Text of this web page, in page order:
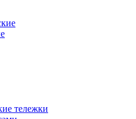
тележки